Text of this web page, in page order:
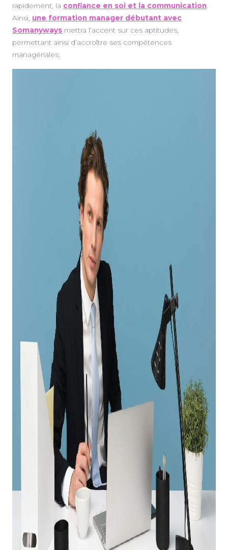
rapidement, la confiance en soi et la communication
Ainsi, une formation manager débutant avec
Somanyways mettra l’accent sur ces aptitudes,
permettant ainsi d’accroître ses compétences
managériales.